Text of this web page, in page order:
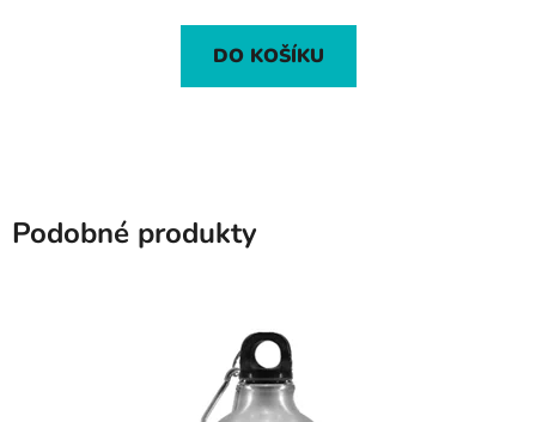
DO KOŠÍKU
Podobné produkty